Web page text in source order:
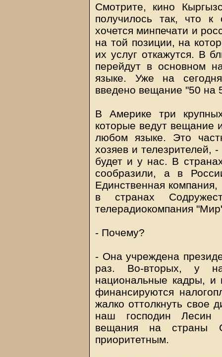
Смотрите, кино
получилось так, что
хочется минпечати и
на той позиции, на
их услуг откажутся. В
перейдут в основном
языке. Уже на
введено вещание "50 на
В Америке три
которые ведут вещание
любом языке. Это
хозяев и телезрителей,
будет и у нас. В
сообразили, а в
Единственная
в странах
телерадиокомпания
- Почему?
- Она учреждена
раз. Во-вторых, у
национальные кадры, и
финансируются
жалко оттолкнуть свое
наш господин Лесин
вещания на страны
приоритетным.